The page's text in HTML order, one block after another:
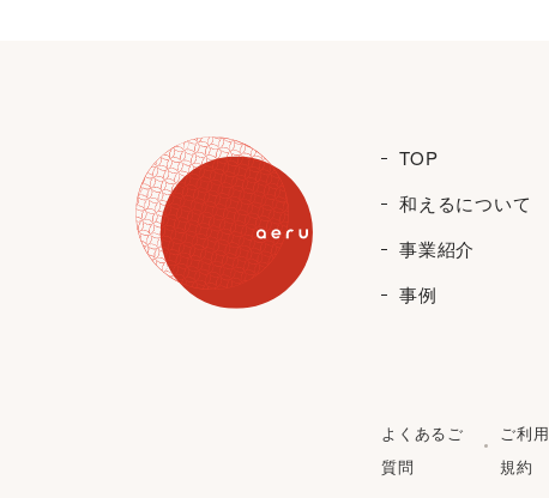
TOP
和えるについて
事業紹介
事例
よくあるご
質問
ご利用
規約